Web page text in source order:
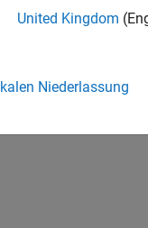
United Kingdom
Niederlassung